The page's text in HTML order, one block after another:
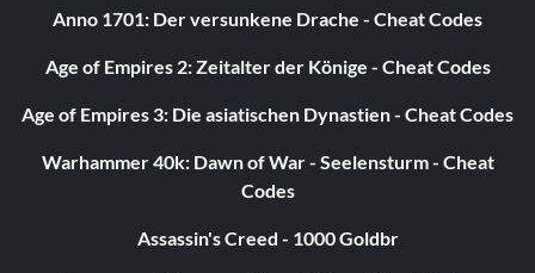
Anno 1701: Der versunkene Drache - Cheat Codes
Age of Empires 2: Zeitalter der Könige - Cheat Codes
Age of Empires 3: Die asiatischen Dynastien - Cheat Codes
Warhammer 40k: Dawn of War - Seelensturm - Cheat
Codes
Assassin's Creed - 1000 Goldbr